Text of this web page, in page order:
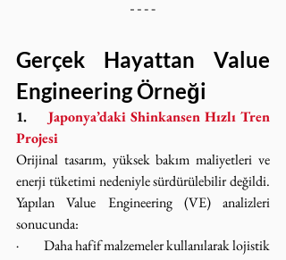
Gerçek Hayattan Value
Engineering Örneği
1. Japonya’daki Shinkansen Hızlı Tren
Projesi
Orijinal tasarım, yüksek bakım maliyetleri ve
enerji tüketimi nedeniyle sürdürülebilir değildi.
Yapılan Value Engineering (VE) analizleri
sonucunda:
·         Daha hafif malzemeler kullanılarak lojistik